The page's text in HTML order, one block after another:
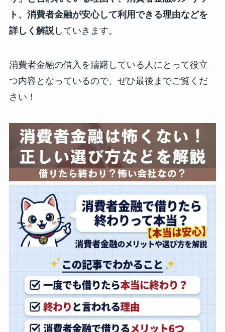
ト、消費者金融が安心して利用できる理由などを
詳しく解説していきます。
消費者金融の借入を躊躇している人にとって役立
つ内容となっているので、ぜひ最後までご覧くだ
さい！